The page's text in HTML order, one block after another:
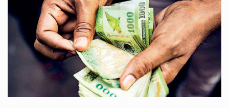
ලාල් කාන්ත ඇමතිවරයා අධිකරණ විනිශ්චයකාරවරුන්ගේ විශ්‍රාම යෑමේ වයස සම්බන්ධයෙන් නිහඬව සිටින ලෙස තමාට දැනුම් දුන්…
2011 වසරේදී දේශපාලන හා මානව හිමිකම් ක්‍රියාකාරීන් වන ලලිත්කුමාර් වීරරාජ් සහ කුගන් මුරුගානන්දන් යාපනයේදී අතුරුදන්…